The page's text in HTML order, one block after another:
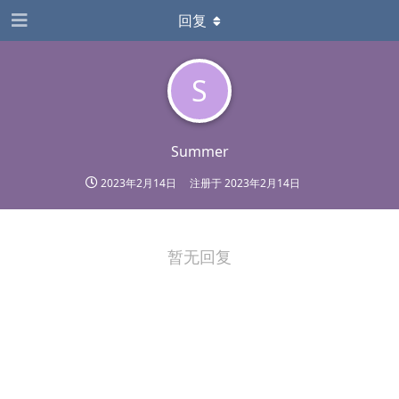
S
Summer
2023年2月14日 注册于2023年2月14日
回复
暂无回复